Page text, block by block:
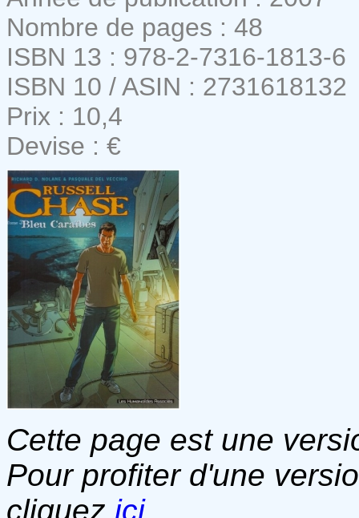
Nombre de pages : 48
ISBN 13 : 978-2-7316-1813-6
ISBN 10 / ASIN : 2731618132
Prix : 10,4
Devise : €
Cette page est une
Pour profiter d'une
cliquez ici.